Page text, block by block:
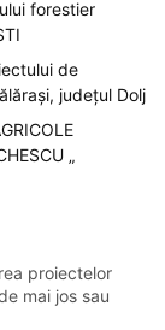
forestier
de
județul Dolj
„
proiectelor
mai jos sau